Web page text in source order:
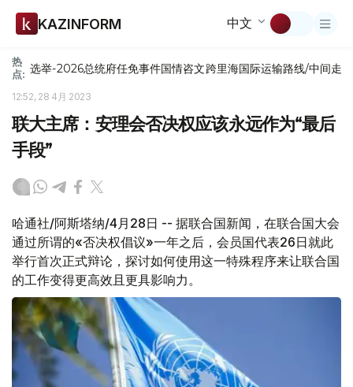
KAZINFORM 中文
热
点: 选举-2026总统府任免事件国情咨文跨里海国际运输路线/中间走廊
12:52, 28 4月 2023
联大主席：安理会否决权应该永远作为“最后
手段”
哈通社/阿斯塔纳/4月28日 -- 据联合国新闻，在联合国大会
通过所谓的«否决权倡议»一年之后，会员国代表26日就此
举行首次正式辩论，探讨如何使用这一特殊程序来让联合国
的工作变得更高效且更具影响力。